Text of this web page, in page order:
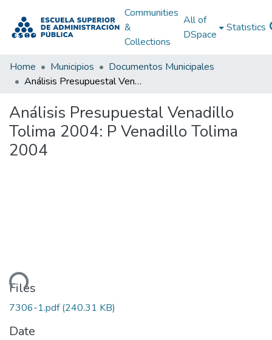
Communities
&
Collections
All of
DSpace
Statistics
Home Municipios
Documentos Municipales
Análisis Presupuestal Venadillo Tolima 2004: P Venadillo Tolima 2004
Análisis Presupuestal Venadillo
Tolima 2004: P Venadillo Tolima
2004
Files
7306-1.pdf(240.31 KB)
Date